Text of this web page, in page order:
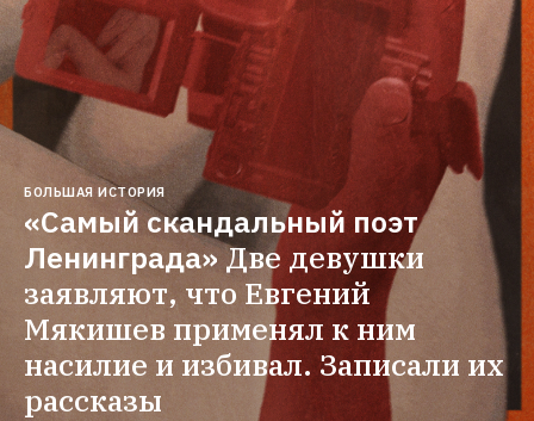
БОЛЬШАЯ ИСТОРИЯ
«Самый скандальный поэт
Ленинграда»Две девушки
заявляют, что Евгений
Мякишев применял к ним
насилие и избивал. Записали их
рассказы